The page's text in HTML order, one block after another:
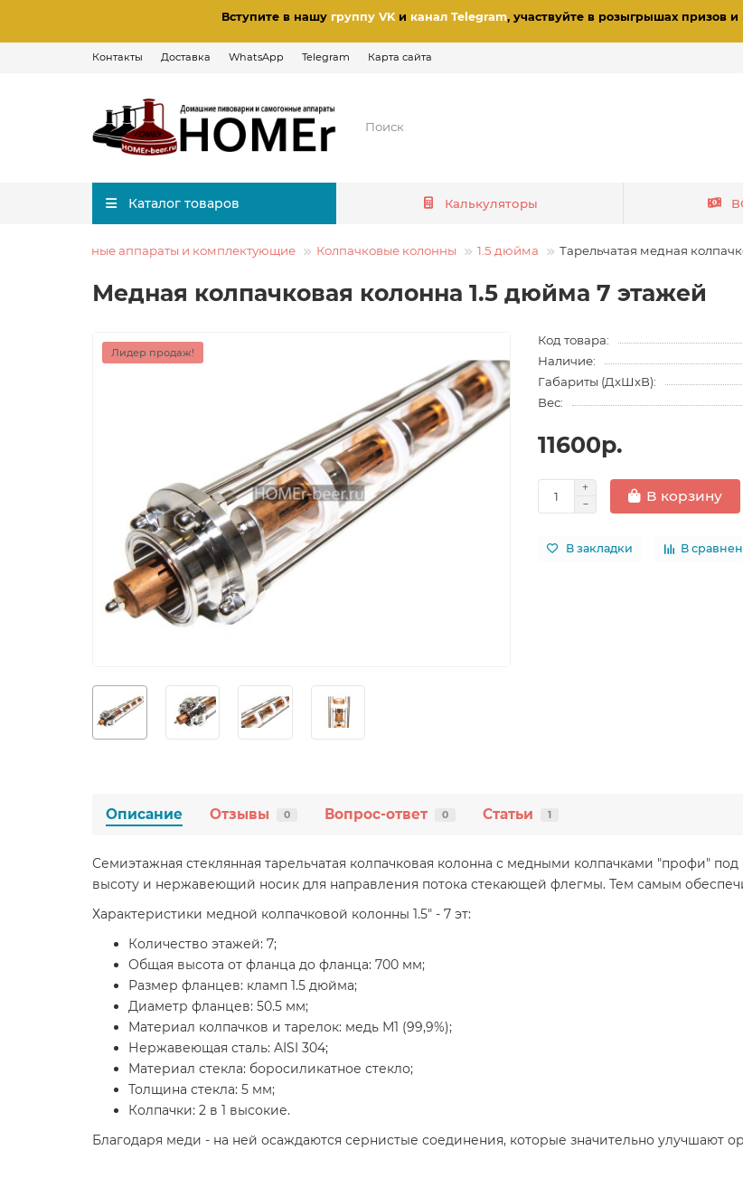
Вступите в нашу группу VKи канал Telegram, участвуйте в розыгрышах призов и
Контакты Доставка WhatsApp Telegram Карта сайта
Каталог товаров Калькуляторы
Самогонные аппараты и комплектующие Колпачковые колонны 1.5 дюйма Тарельчатая медная
Медная колпачковая колонна 1.5 дюйма 7 этажей
Лидер продаж!
Код товара:
Наличие:
Габариты (ДхШхВ):
Вес:
11600р.
В корзину
В закладки В
Описание Отзывы 0 Вопрос-ответ 0 Статьи 1
Семиэтажная стеклянная тарельчатая колпачковая колонна с медными колпачками "профи"
высоту и нержавеющий носик для направления потока стекающей флегмы. Тем самым
Характеристики медной колпачковой колонны 1.5" - 7 эт:
Количество этажей: 7;
Общая высота от фланца до фланца: 700 мм;
Размер фланцев: кламп 1.5 дюйма;
Диаметр фланцев: 50.5 мм;
Материал колпачков и тарелок: медь М1 (99,9%);
Нержавеющая сталь: AISI 304;
Материал стекла: боросиликатное стекло;
Толщина стекла: 5 мм;
Колпачки: 2 в 1 высокие.
Благодаря меди - на ней осаждаются сернистые соединения, которые значительно улучшают